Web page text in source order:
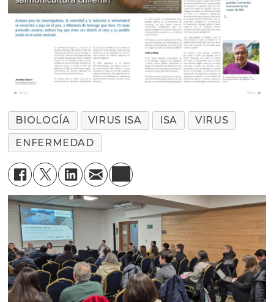
BIOLOGÍA VIRUS ISA ISA
VIRUS
ENFERMEDAD